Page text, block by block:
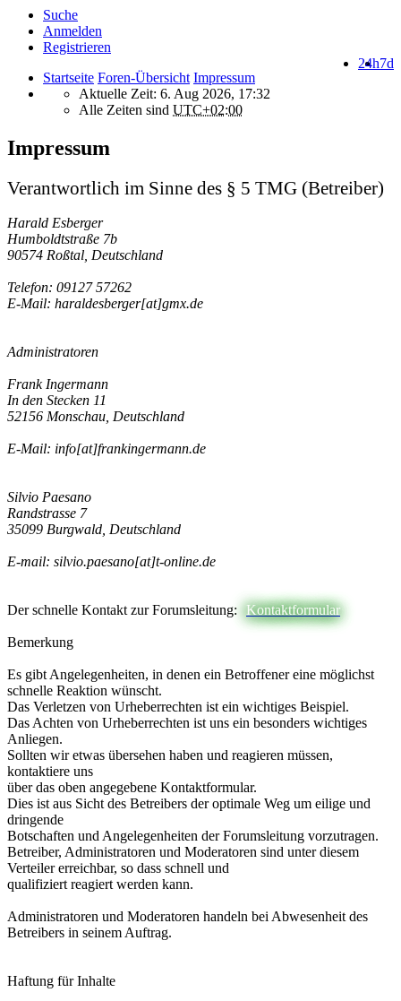
Suche
Anmelden
Registrieren
7d
24h
Startseite Foren-Übersicht Impressum
Aktuelle Zeit: 6. Aug 2026, 17:32
Alle Zeiten sind UTC+02:00
Impressum
Verantwortlich im Sinne des § 5 TMG (Betreiber)
Harald Esberger
Humboldtstraße 7b
90574 Roßtal, Deutschland
Telefon: 09127 57262
E-Mail: haraldesberger[at]gmx.de
Administratoren
Frank Ingermann
In den Stecken 11
52156 Monschau, Deutschland
E-Mail: info[at]frankingermann.de
Silvio Paesano
Randstrasse 7
35099 Burgwald, Deutschland
E-mail: silvio.paesano[at]t-online.de
Der schnelle Kontakt zur Forumsleitung: Kontaktformular
Bemerkung
Es gibt Angelegenheiten, in denen ein Betroffener eine möglichst
schnelle Reaktion wünscht.
Das Verletzen von Urheberrechten ist ein wichtiges Beispiel.
Das Achten von Urheberrechten ist uns ein besonders wichtiges
Anliegen.
Sollten wir etwas übersehen haben und reagieren müssen,
kontaktiere uns
über das oben angegebene Kontaktformular.
Dies ist aus Sicht des Betreibers der optimale Weg um eilige und
dringende
Botschaften und Angelegenheiten der Forumsleitung vorzutragen.
Betreiber, Administratoren und Moderatoren sind unter diesem
Verteiler erreichbar, so dass schnell und
qualifiziert reagiert werden kann.
Administratoren und Moderatoren handeln bei Abwesenheit des
Betreibers in seinem Auftrag.
Haftung für Inhalte